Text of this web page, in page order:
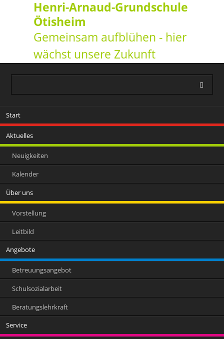
Henri-Arnaud-Grundschule
Ötisheim
Gemeinsam aufblühen - hier
wächst unsere Zukunft
überspringen
Start
Aktuelles
Neuigkeiten
Kalender
Über uns
Vorstellung
Leitbild
Angebote
Betreuungsangebot
Schulsozialarbeit
Beratungslehrkraft
Service